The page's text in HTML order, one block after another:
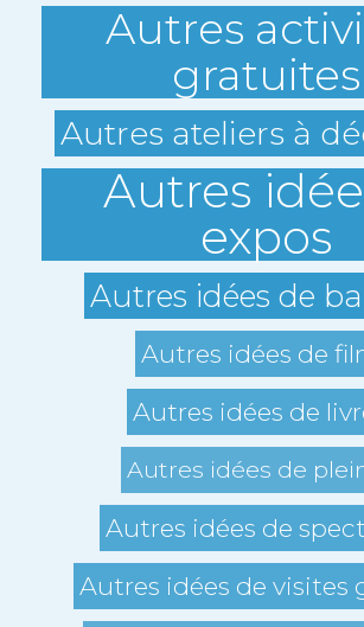
Autres
gratuites
Autres ateliers à
Autres
expos
Autres idées de
Autres idées de
Autres idées de
Autres idées de
Autres idées de
Autres idées de visites